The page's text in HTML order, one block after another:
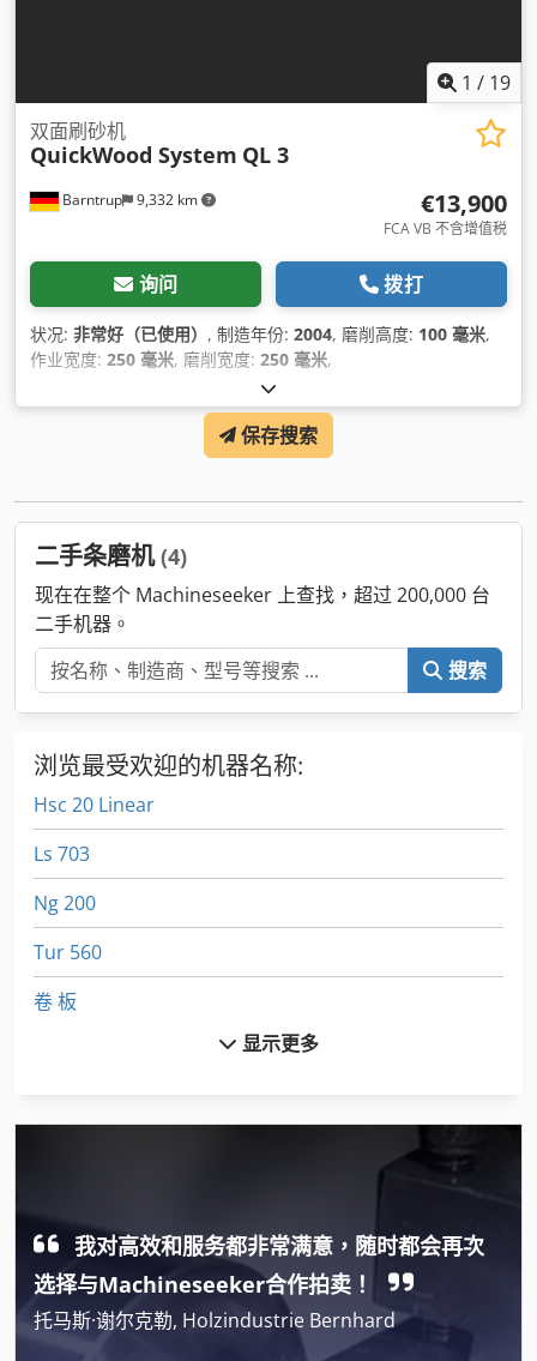
1 / 19
Barntrup 9,332 km
双面刷砂机
QuickWood System QL 3
€13,900
FCA VB 不含增值税
询问 拨打
状况: 非常好（已使用） , 制造年份: 2004, 磨削高度: 100 毫米,
作业宽度: 250 毫米, 磨削宽度: 250 毫米,
保存搜索
二手条磨机(4)
现在在整个 Machineseeker 上查找，超过 200,000 台
二手机器。
搜索
浏览最受欢迎的机器名称:
Hsc 20 Linear
Ls 703
Ng 200
Tur 560
卷 板
机械 车床
板材盒
滚筒输送机
显示更多
我对高效和服务都非常满意，随时都会再次
选择与Machineseeker合作拍卖！
托马斯·谢尔克勒, Holzindustrie Bernhard